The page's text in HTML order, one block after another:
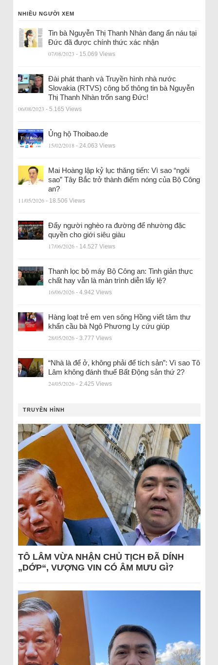
NHIỀU NGƯỜI XEM
Tin bà Nguyễn Thị Thanh Nhàn đang ẩn náu tại
Đức đã được chính thức xác nhận
07/08/2023 - 15.069 Views
Đài phát thanh và Truyền hình nhà nước
Slovakia (RTVS) công bố thông tin bà Nguyễn
Thị Thanh Nhàn trốn sang Đức!
06/08/2023 - 5.165 Views
Ủng hộ Thoibao.de
15/02/2018 - 24.063 Views
Mai Hoàng lập kỷ lục thăng tiến: Vì sao “ngôi
sao” Tây Bắc trở thành điểm nóng của Bộ Công
an?
11/05/2026 - 18.506 Views
Đẩy người nghèo ra đường để nhường đặc
quyền cho giới siêu giàu
17/06/2026 - 14.527 Views
Thanh lọc bộ máy Bộ Công an: Tinh giản thực
chất hay vẫn là màn trình diễn lấy lệ?
16/06/2026 - 4.942 Views
Hàng loạt trẻ em ven sông Hồng viết tâm thư
khẩn cầu bà Ngô Phương Ly cứu giúp
28/05/2026 - 3.777 Views
“Nhà là để ở, không phải để tích sản”: Vì sao Tô
Lâm không đánh thuế Bất Động sản thứ 2?
24/05/2026 - 2.425 Views
TRUYỀN HÌNH
TÔ LÂM VỪA NHẬN CHỦ TỊCH ĐÃ DÍNH
„DỚP“, VƯỢNG VIN CÓ ÂM MƯU GÌ?